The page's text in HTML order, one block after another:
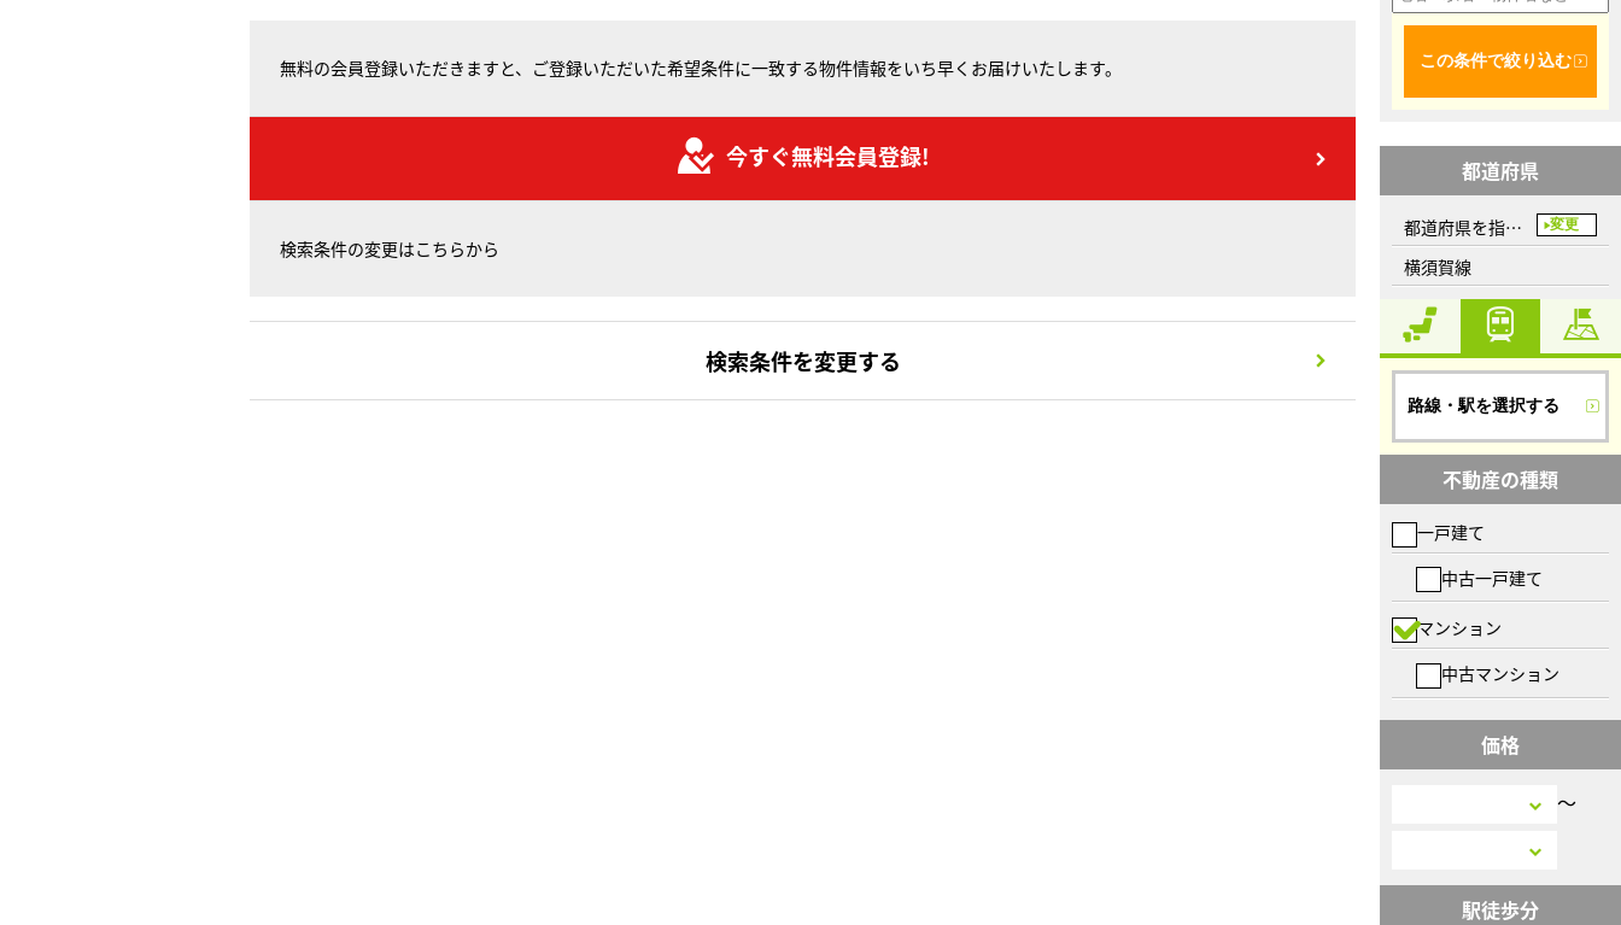
無料の会員登録いただきますと、ご登録いただいた希望条件に一致する物件情報をいち早くお届けいたします。
今すぐ無料会員登録!
検索条件の変更はこちらから
検索条件を変更する
この条件で絞り込む
都道府県
都道府県を指定してください 変更
横須賀線
路線・駅を選択する
不動産の種類
一戸建て
中古一戸建て
マンション
中古マンション
価格
〜
駅徒歩分